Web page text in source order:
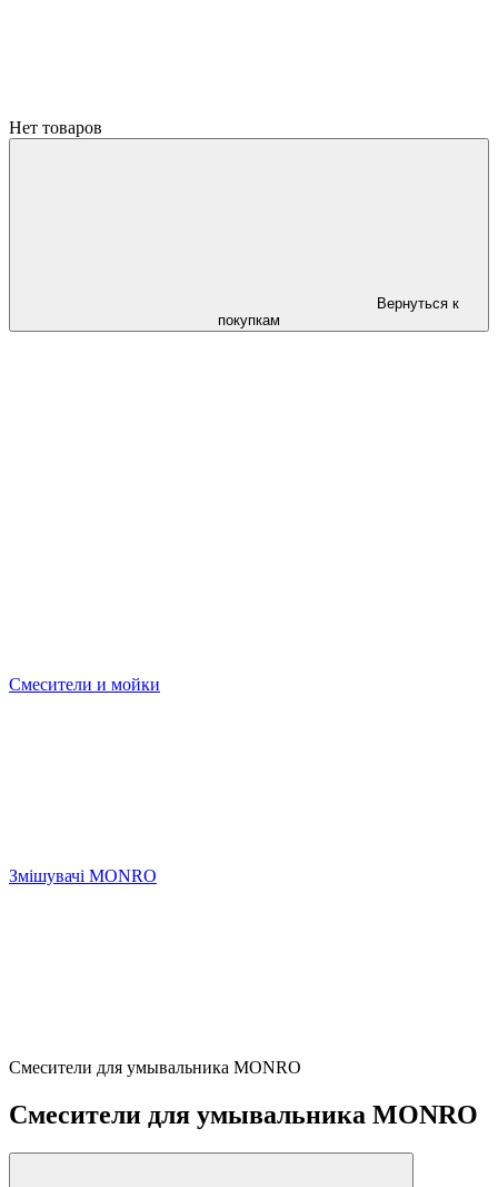
Нет товаров
Вернуться к
покупкам
Смесители и мойки
Змішувачі MONRO
Смесители для умывальника MONRO
Смесители для умывальника MONRO